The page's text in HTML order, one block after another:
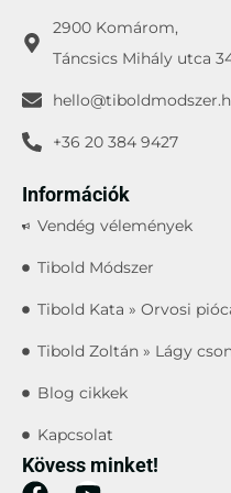
2900 Komárom,
Táncsics Mihály utca
+36 20 384 9427
Információk
Vendég vélemények
Tibold Módszer
Tibold Kata » Orvosi
Tibold Zoltán » Lágy
Blog cikkek
Kapcsolat
Kövess minket!